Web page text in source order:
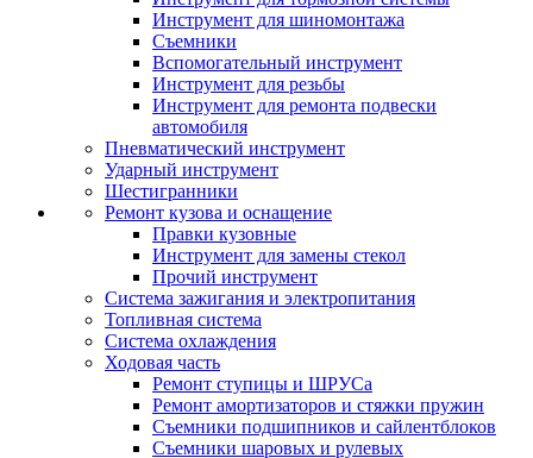
Инструмент для шиномонтажа
Съемники
Вспомогательный инструмент
Инструмент для резьбы
Инструмент для ремонта подвески
автомобиля
Пневматический инструмент
Ударный инструмент
Шестигранники
Ремонт кузова и оснащение
Правки кузовные
Инструмент для замены стекол
Прочий инструмент
Система зажигания и электропитания
Топливная система
Система охлаждения
Ходовая часть
Ремонт ступицы и ШРУСа
Ремонт амортизаторов и стяжки пружин
Съемники подшипников и сайлентблоков
Съемники шаровых и рулевых